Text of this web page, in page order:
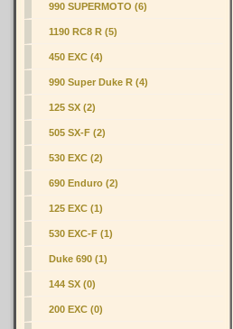
990 SUPERMOTO (6)
1190 RC8 R (5)
450 EXC (4)
990 Super Duke R (4)
125 SX (2)
505 SX-F (2)
530 EXC (2)
690 Enduro (2)
125 EXC (1)
530 EXC-F (1)
Duke 690 (1)
144 SX (0)
200 EXC (0)